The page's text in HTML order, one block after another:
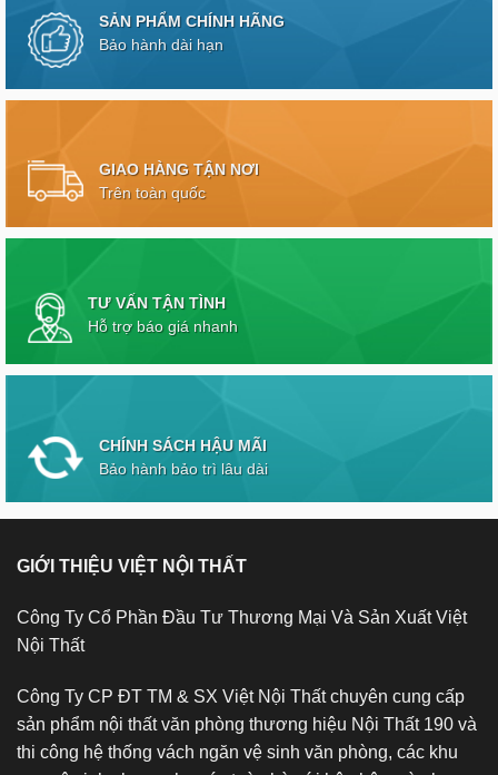
SẢN PHẨM CHÍNH HÃNG
Bảo hành dài hạn
GIAO HÀNG TẬN NƠI
Trên toàn quốc
TƯ VẤN TẬN TÌNH
Hỗ trợ báo giá nhanh
CHÍNH SÁCH HẬU MÃI
Bảo hành bảo trì lâu dài
GIỚI THIỆU VIỆT NỘI THẤT
Công Ty Cổ Phần Đầu Tư Thương Mại Và Sản Xuất Việt
Nội Thất
Công Ty CP ĐT TM & SX Việt Nội Thất chuyên cung cấp
sản phẩm nội thất văn phòng thương hiệu Nội Thất 190 và
thi công hệ thống vách ngăn vệ sinh văn phòng, các khu